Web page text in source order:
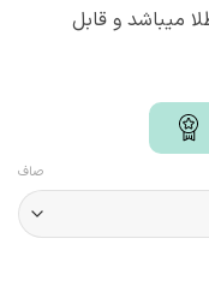
میباشد و قابل
صاف